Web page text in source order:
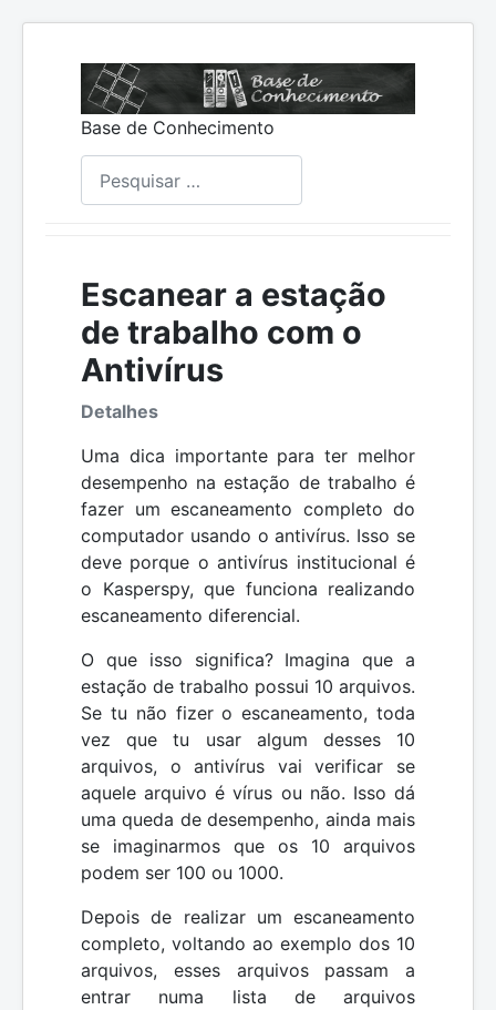
Base de Conhecimento
Escanear a estação
de trabalho com o
Antivírus
Detalhes
Uma dica importante para ter melhor
desempenho na estação de trabalho é
fazer um escaneamento completo do
computador usando o antivírus. Isso se
deve porque o antivírus institucional é
o Kasperspy, que funciona realizando
escaneamento diferencial.
O que isso significa? Imagina que a
estação de trabalho possui 10 arquivos.
Se tu não fizer o escaneamento, toda
vez que tu usar algum desses 10
arquivos, o antivírus vai verificar se
aquele arquivo é vírus ou não. Isso dá
uma queda de desempenho, ainda mais
se imaginarmos que os 10 arquivos
podem ser 100 ou 1000.
Depois de realizar um escaneamento
completo, voltando ao exemplo dos 10
arquivos, esses arquivos passam a
entrar numa lista de arquivos